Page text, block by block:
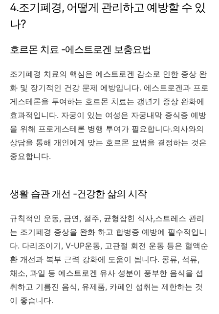
4.조기폐경, 어떻게 관리하고 예방할 수 있
나?
호르몬 치료 -에스트로겐 보충요법
조기폐경 치료의 핵심은 에스트로겐 감소로 인한 증상 완
화 및 장기적인 건강 문제 에방입니다. 에스트로겐과 프로
게스테론을 투여하는 호르몬 치료는 갱년기 증상 완화에
효과적입니다. 자궁이 있는 여성은 자궁내막 증식증 예방
을 위해 프로게스테론 병행 투여가 필요합니다.의사와의
상담을 통해 개인에게 맞는 호르몬 요법을 결정하는 것은
중요합니다.
생활 습관 개선 -건강한 삶의 시작
규칙적인 운동, 금연, 절주, 균형잡힌 식사,스트레스 관리
는 조기폐경 증상을 완화 하고 합병증 예방에 필수적입니
다. 다리조이기, V-UP운동, 고관절 회전 운동 등은 혈액순
환 개선과 복부 근력 강화에 도움이 됩니다. 콩류, 석류,
채소, 과일 등 에스트로겐 유사 성분이 풍부한 음식을 섭
취하고 기름진 음식, 유제품, 카페인 섭취는 제한하는 것
이 좋습니다.